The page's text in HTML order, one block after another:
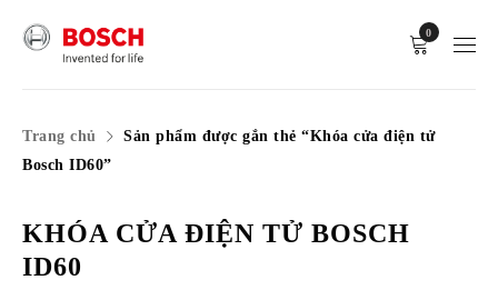
0
Trang chủ
Sản phẩm được gắn thẻ “Khóa cửa điện tử
Bosch ID60”
KHÓA CỬA ĐIỆN TỬ BOSCH
ID60